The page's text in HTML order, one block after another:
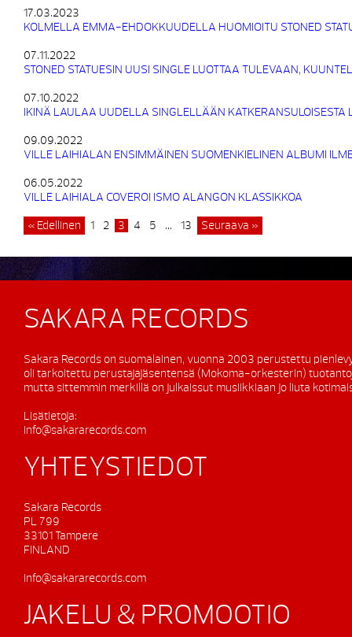
17.03.2023
KOLMELLA EMMA-EHDOKKUUDELLA HUOMIOITU STONED
07.11.2022
STONED STATUESIN UUSI SINGLE LUOTTAA TULEVAAN,
07.10.2022
IKINÄ LAULAA UUDELLA SINGLELLÄÄN KATKERANSULOISESTA
09.09.2022
VILLE LAIHIALAN ENSIMMÄINEN SUOMENKIELINEN ALBUMI
06.05.2022
VILLE LAIHIALA COVEROI ISMO ALANGON KLASSIKKOA
« Edellinen 1 2 3 4 5 … 13 Seuraava »
SAKARA RECORDS
Sakara Records on suomalainen, vuonna 2003 perustettu
oli tarkoitettu perustajajäsentensä (Mokoma-orkesterin)
mutta sittemmin merkillä on julkaissut musiikkiaan jo liuta
Lisätietoja:
info@sakararecords.com
YHTEYSTIEDOT
Sakara Records
PL 799
33101 Tampere
FINLAND
info@sakararecords.com
JAKELU & PROMOOTIO